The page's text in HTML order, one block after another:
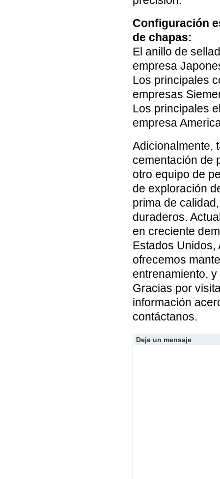
Configuración
de chapas:
El anillo de
empresa
Los principales
empresas
Los principales
empresa
Adicionalmente,
cementación de
otro equipo de
de exploración
prima de
duraderos.
en creciente
Estados Unidos,
ofrecemos
entrenamiento,
Gracias por
información
contáctanos.
Deje un mensaje